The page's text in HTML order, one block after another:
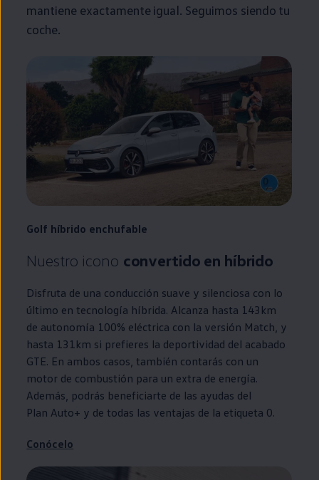
mantiene exactamente igual. Seguimos siendo tu
coche.
Golf híbrido enchufable
Nuestro icono convertido en híbrido
Disfruta de una conducción suave y silenciosa con lo
último en tecnología híbrida. Alcanza hasta 143km
de autonomía 100% eléctrica con la versión Match, y
hasta 131km si prefieres la deportividad del acabado
GTE. En ambos casos, también contarás con un
motor de combustión para un extra de energía.
Además, podrás beneficiarte de las ayudas del
Plan Auto+ y de todas las ventajas de la etiqueta 0.
Conócelo